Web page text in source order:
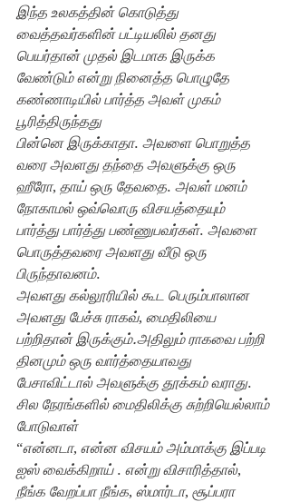
இந்த உலகத்தின் கொடுத்து
வைத்தவர்களின் பட்டியலில் தனது
பெயர்தான் முதல் இடமாக இருக்க
வேண்டும் என்று நினைத்த பொழுதே
கண்ணாடியில் பார்த்த அவள் முகம்
பூரித்திருந்தது
பின்னெ இருக்காதா. அவளை பொறுத்த
வரை அவளது தந்தை அவளுக்கு ஒரு
ஹீரோ, தாய் ஒரு தேவதை. அவள் மனம்
நோகாமல் ஒவ்வொரு விசயத்தையும்
பார்த்து பார்த்து பண்ணுபவர்கள். அவளை
பொருத்தவரை அவளது வீடு ஒரு
பிருந்தாவனம்.
அவளது கல்லூரியில் கூட பெரும்பாலான
அவளது பேச்சு ராகவ், மைதிலியை
பற்றிதான் இருக்கும்.அதிலும் ராகவை பற்றி
தினமும் ஒரு வார்த்தையாவது
பேசாவிட்டால் அவளுக்கு தூக்கம் வராது.
சில நேரங்களில் மைதிலிக்கு சுற்றியெல்லாம்
போடுவாள்
“என்னடா, என்ன விசயம் அம்மாக்கு இப்படி
ஐஸ் வைக்கிறாய் . என்று விசாரித்தால்,
நீங்க வேறப்பா நீங்க, ஸ்மார்டா, சூப்பரா